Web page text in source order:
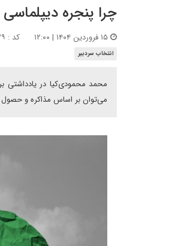
چرا پنجره
کد : ۲۰۳۲۰۳۹
انتخاب سردبیر
محمد محمودی‌کیا در یادداشتی
می‌توان بر اساس مذاکره و